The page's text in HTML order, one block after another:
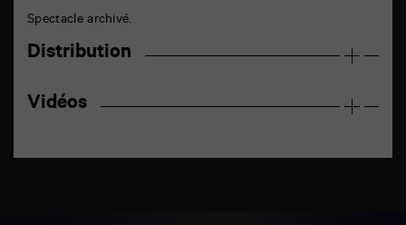
Spectacle archivé.
Distribution
Vidéos